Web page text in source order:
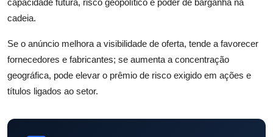
capacidade futura, risco geopolítico e poder de barganha na
cadeia.
Se o anúncio melhora a visibilidade de oferta, tende a favorecer
fornecedores e fabricantes; se aumenta a concentração
geográfica, pode elevar o prêmio de risco exigido em ações e
títulos ligados ao setor.